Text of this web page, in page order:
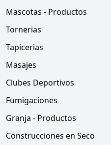
Mascotas - Productos
Tornerias
Tapicerias
Masajes
Clubes Deportivos
Fumigaciones
Granja - Productos
Construcciones en Seco